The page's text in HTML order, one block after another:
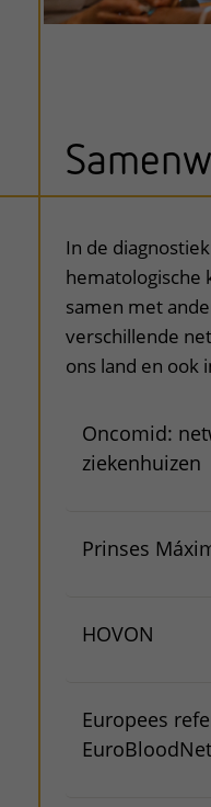
In de
hematologische
samen met
verschillende
ons land en ook
Oncomid:
ziekenhuizen
Prinses
HOVON
Europees
EuroBloodNet